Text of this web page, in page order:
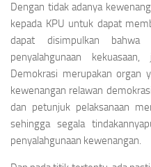
Dengan tidak adanya
kepada KPU untuk dapat
dapat disimpulkan
penyalahgunaan
Demokrasi merupakan organ
kewenangan relawan
dan petunjuk pelaksanaan
sehingga segala
penyalahgunaan kewenangan.